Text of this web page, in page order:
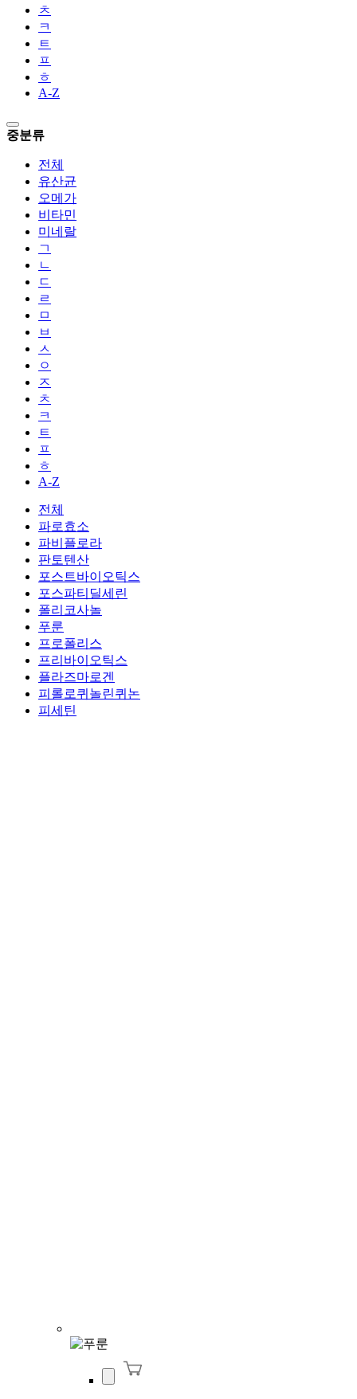
ㅊ
ㅋ
ㅌ
ㅍ
ㅎ
A-Z
중분류
전체
유산균
오메가
비타민
미네랄
ㄱ
ㄴ
ㄷ
ㄹ
ㅁ
ㅂ
ㅅ
ㅇ
ㅈ
ㅊ
ㅋ
ㅌ
ㅍ
ㅎ
A-Z
전체
파로효소
파비플로라
판토텐산
포스트바이오틱스
포스파티딜세린
폴리코사놀
푸룬
프로폴리스
프리바이오틱스
플라즈마로겐
피롤로퀴놀린퀴논
피세틴